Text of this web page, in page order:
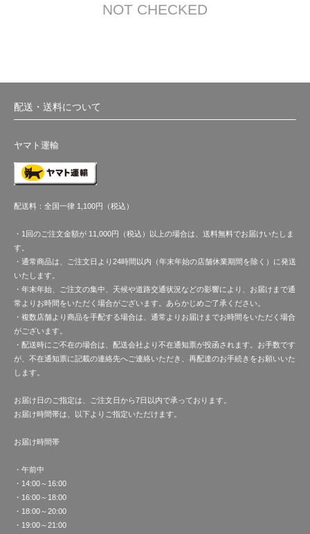
NOT CHECKED
配送・送料について
ヤマト運輸
配送料：全国一律 1,100円（税込）
・1回のご注文金額が 11,000円（税込）以上の場合は、送料無料でお届けいたしま
す。
・通常商品は、ご注文日より24時間以内（年末年始の店舗休業期間を除く）に発送
いたします。
・年末年始、ご注文の集中、天候や道路交通状況などの影響により、お届けまで通
常よりお時間をいただく場合がございます。あらかじめご了承ください。
・複数店舗より商品を手配する場合は、通常よりお届けまでお時間をいただく場合
がございます。
・配送時にご不在の場合は、配送会社より不在通知票が投函されます。お手数です
が、不在通知票に記載の連絡先へご連絡いただき、再配達のお手続きをお願いいた
します。
お届け日のご指定は、ご注文日から7日以内で承っております。
お届け時間帯は、以下よりご指定いただけます。
お届け時間帯
・午前中
・14:00～16:00
・16:00～18:00
・18:00～20:00
・19:00～21:00